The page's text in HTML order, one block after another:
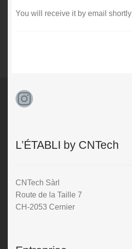
You will receive it by email shortly
Instagram
L’ÉTABLI by CNTech
CNTech Sàrl
Route de la Taille 7
CH-2053 Cernier